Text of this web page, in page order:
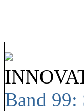
Band 99: